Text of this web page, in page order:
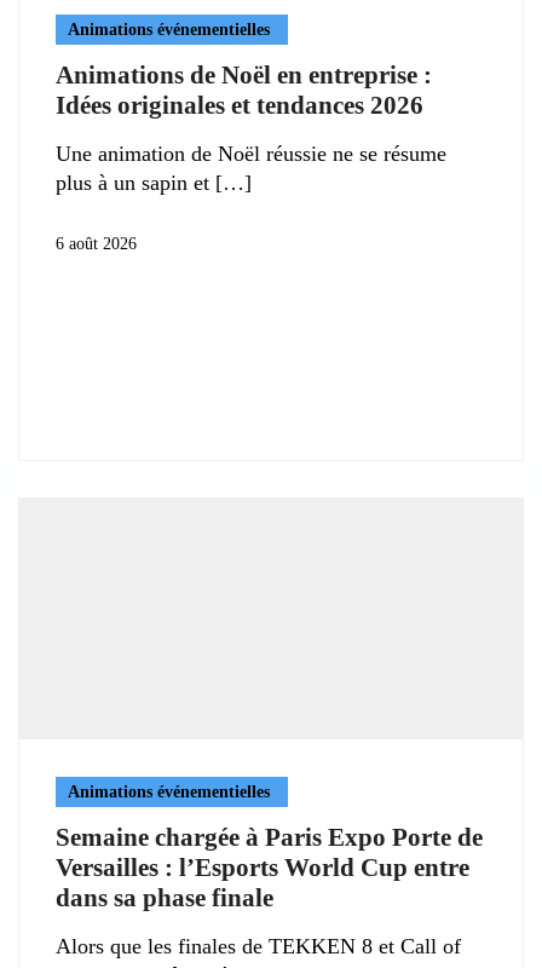
Animations événementielles
Animations de Noël en entreprise :
Idées originales et tendances 2026
Une animation de Noël réussie ne se résume
plus à un sapin et
6 août 2026
Animations événementielles
Semaine chargée à Paris Expo Porte de
Versailles : l’Esports World Cup entre
dans sa phase finale
Alors que les finales de TEKKEN 8 et Call of